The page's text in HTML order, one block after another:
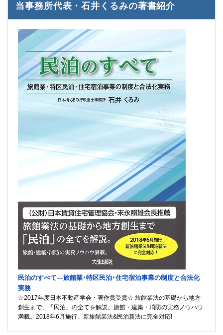
当事務所代表・石井くるみの著書紹介
民泊のすべて―旅館業･特区民泊･住宅宿泊事業の制度と合法化
実務
☆2017年度日本不動産学会・著作賞受賞☆ 旅館業法の基礎から地方
創生まで、「民泊」の全てを解説。旅館・建築・消防の実務ノウハウ
満載。2018年6月施行、新旅館業法&民泊新法に完全対応!